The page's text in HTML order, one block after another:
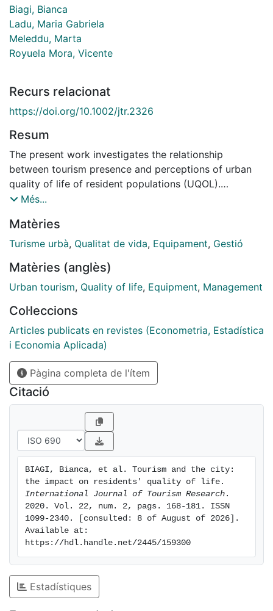
Biagi, Bianca
Ladu, Maria Gabriela
Meleddu, Marta
Royuela Mora, Vicente
Recurs relacionat
https://doi.org/10.1002/jtr.2326
Resum
The present work investigates the relationship
between tourism presence and perceptions of urban
quality of life of resident populations (UQOL).
Nowadays, this topic is at the forefront since many
mass tourism. An ad hoc questionnaire was designed
and submitted to resident population of two
approach à la Sen, UQOL is analysed using the
presence of the services/amenities (capabilities) as
indicate that both presence and mainly accessibility of
services/amenities matter for UQOL and that a
negative effect of tourism prevails.
Més...
Matèries
Turisme urbà, Qualitat de vida, Equipament, Gestió
Matèries (anglès)
Urban tourism, Quality of life, Equipment, Management
Col·leccions
Articles publicats en revistes (Econometria, Estadística
i Economia Aplicada)
Pàgina completa de l'ítem
Citació
BIAGI, Bianca, et al. Tourism and the city:
International Journal of Tourism Research .
2020. Vol. 22, num. 2, pags. 168-181. ISSN
1099-2340. [consulted: 8 of August of 2026].
Available at:
https://hdl.handle.net/2445/159300
Estadístiques